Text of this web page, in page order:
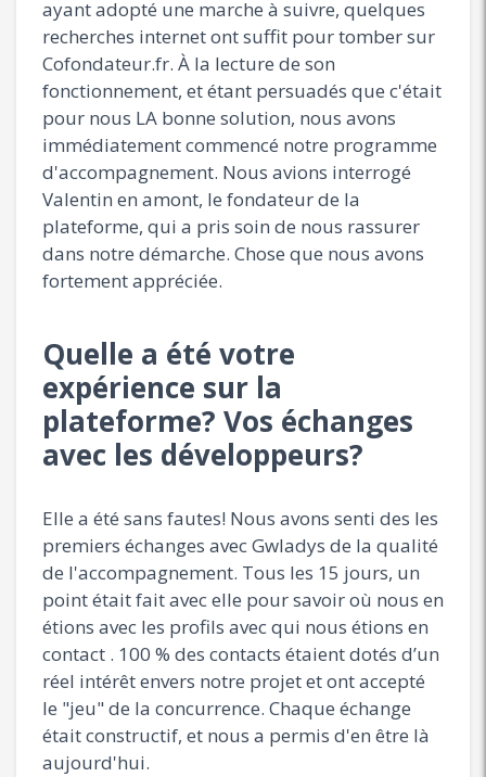
ayant adopté une marche à suivre, quelques
recherches internet ont suffit pour tomber sur
Cofondateur.fr. À la lecture de son
fonctionnement, et étant persuadés que c'était
pour nous LA bonne solution, nous avons
immédiatement commencé notre programme
d'accompagnement. Nous avions interrogé
Valentin en amont, le fondateur de la
plateforme, qui a pris soin de nous rassurer
dans notre démarche. Chose que nous avons
fortement appréciée.
Quelle a été votre
expérience sur la
plateforme? Vos échanges
avec les développeurs?
Elle a été sans fautes! Nous avons senti des les
premiers échanges avec Gwladys de la qualité
de l'accompagnement. Tous les 15 jours, un
point était fait avec elle pour savoir où nous en
étions avec les profils avec qui nous étions en
contact . 100 % des contacts étaient dotés d’un
réel intérêt envers notre projet et ont accepté
le "jeu" de la concurrence. Chaque échange
était constructif, et nous a permis d'en être là
aujourd'hui.